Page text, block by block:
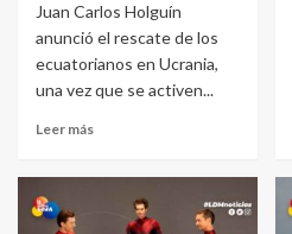
Juan Carlos Holguín
anunció el rescate de los
ecuatorianos en Ucrania,
una vez que se activen...
Leer más